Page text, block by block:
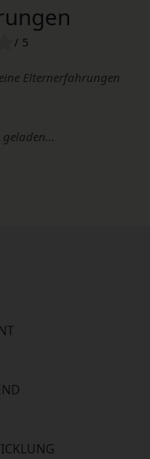
/ 5
Elternerfahrungen
geladen...